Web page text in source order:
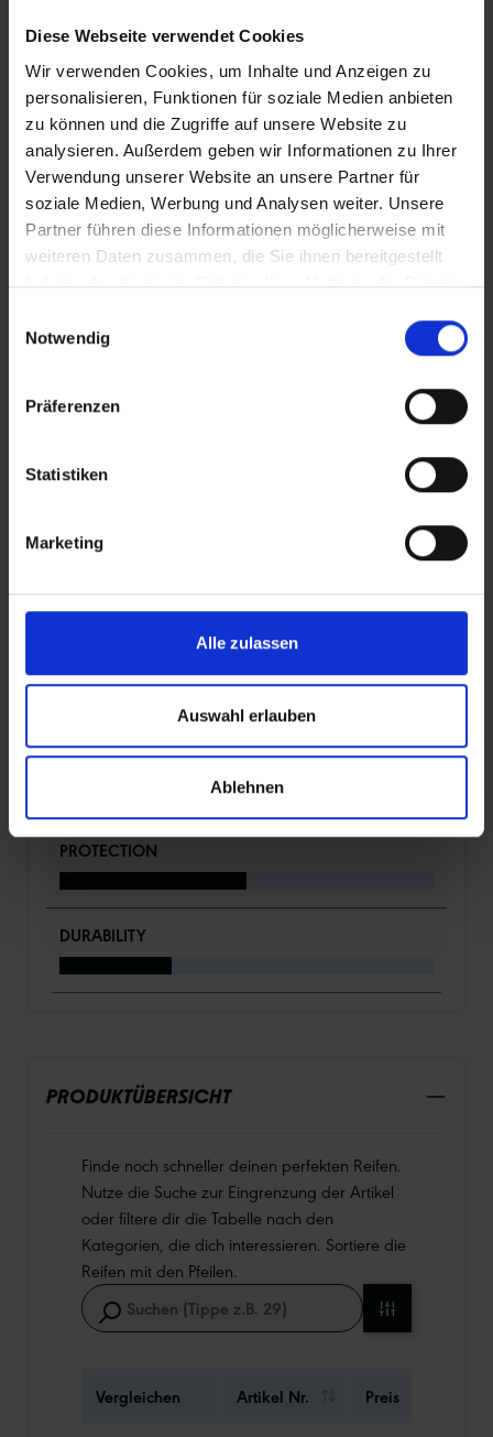
Diese Webseite verwendet Cookies
Wir verwenden Cookies, um Inhalte und Anzeigen zu
personalisieren, Funktionen für soziale Medien anbieten
zu können und die Zugriffe auf unsere Website zu
analysieren. Außerdem geben wir Informationen zu Ihrer
Verwendung unserer Website an unsere Partner für
soziale Medien, Werbung und Analysen weiter. Unsere
Partner führen diese Informationen möglicherweise mit
weiteren Daten zusammen, die Sie ihnen bereitgestellt
haben oder die sie im Rahmen Ihrer Nutzung der Dienste
Notwendig
Präferenzen
Statistiken
Marketing
Alle zulassen
Auswahl erlauben
Ablehnen
PRODUKTINFORMATIONEN
EXZELLENT FÜR SCHNELLE, TROCKENE XC-STRECKEN.
Überzeugend durch geringes Gewicht und extrem
geringen Rollwiderstand – der schnellste MTBReifen von
leises Abrollen.
Kantige Außenstollen für gute Kurvenkontrolle und
Grip.
Mehr Informationen:
DETAILS / PRODUKTDATEN
BEWERTUNGEN
ROLLING
PROTECTION
DURABILITY
PRODUKTÜBERSICHT
Finde noch schneller deinen perfekten Reifen.
Nutze die Suche zur Eingrenzung der Artikel
oder filtere dir die Tabelle nach den
Kategorien, die dich interessieren. Sortiere die
Reifen mit den Pfeilen.
Vergleichen Artikel Nr. Preis